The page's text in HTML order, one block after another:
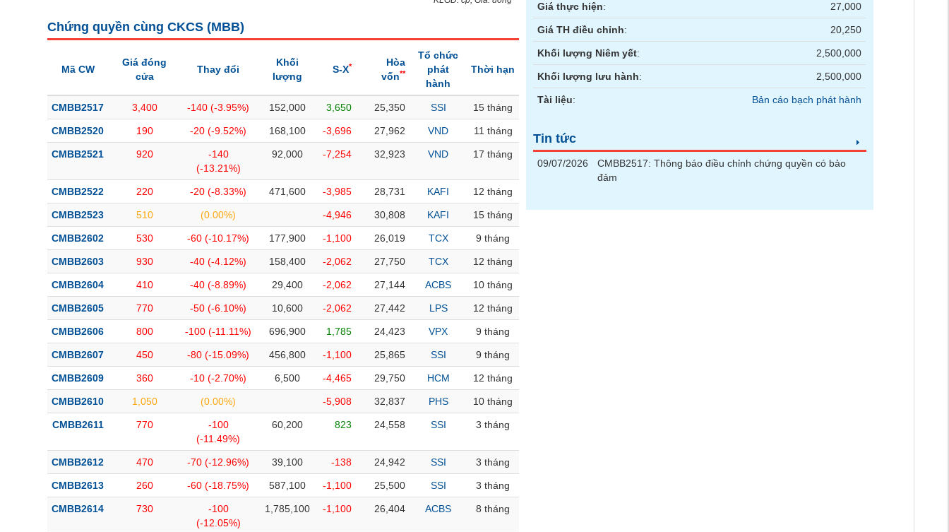
Chứng quyền cùng CKCS (MBB)
Mã CW
Giá đóng
cửa
Thay đổi
Khối
lượng
S-X*
Hòa
vốn**
Tổ chức
phát
hành
Thời hạn
CMBB2517 3,400 -140 (-3.95%) 152,000 3,650 25,350 SSI 15 tháng
CMBB2520 190 -20 (-9.52%) 168,100 -3,696 27,962 VND 11 tháng
CMBB2521 920
-140
(-13.21%)
92,000 -7,254 32,923 VND 17 tháng
CMBB2522 220 -20 (-8.33%) 471,600 -3,985 28,731 KAFI 12 tháng
CMBB2523 510 (0.00%) -4,946 30,808 KAFI 15 tháng
CMBB2602 530 -60 (-10.17%) 177,900 -1,100 26,019 TCX 9 tháng
CMBB2603 930 -40 (-4.12%) 158,400 -2,062 27,750 TCX 12 tháng
CMBB2604 410 -40 (-8.89%) 29,400 -2,062 27,144 ACBS 10 tháng
CMBB2605 770 -50 (-6.10%) 10,600 -2,062 27,442 LPS 12 tháng
CMBB2606 800 -100 (-11.11%) 696,900 1,785 24,423 VPX 9 tháng
CMBB2607 450 -80 (-15.09%) 456,800 -1,100 25,865 SSI 9 tháng
CMBB2609 360 -10 (-2.70%) 6,500 -4,465 29,750 HCM 12 tháng
CMBB2610 1,050 (0.00%) -5,908 32,837 PHS 10 tháng
CMBB2611 770
-100
(-11.49%)
60,200 823 24,558 SSI 3 tháng
CMBB2612 470 -70 (-12.96%) 39,100 -138 24,942 SSI 3 tháng
CMBB2613 260 -60 (-18.75%) 587,100 -1,100 25,500 SSI 3 tháng
CMBB2614 730
-100
(-12.05%)
1,785,100 -1,100 26,404 ACBS 8 tháng
Giá thực hiện: 27,000
Giá TH điều chỉnh: 20,250
Khối lượng Niêm yết: 2,500,000
Khối lượng lưu hành: 2,500,000
Tài liệu: Bản cáo bạch phát hành
Tin tức
09/07/2026
CMBB2517: Thông báo điều chỉnh chứng quyền có bảo
đảm
Bài viết của tác giả(-)
Báo cáo phân tích (-)
Thuật ngữ(-)
Dịch vụ(-)
Đào tạo
Sách tài chính
Công cụ đầu tư
Truyền thông tài chính
Dữ liệu tài chính